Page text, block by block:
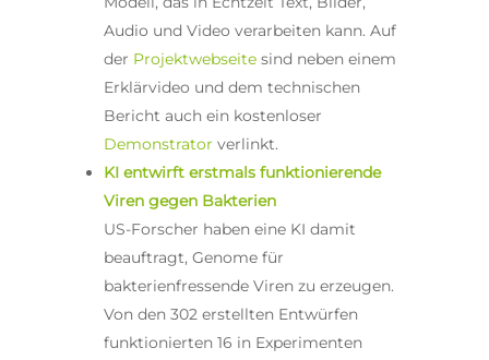
Audio und Video verarbeiten kann. Auf
der Projektwebseitesind neben einem
Erklärvideo und dem technischen
Bericht auch ein kostenloser
Demonstrator verlinkt.
KI entwirft erstmals funktionierende
Viren gegen Bakterien
US-Forscher haben eine KI damit
beauftragt, Genome für
bakterienfressende Viren zu erzeugen.
Von den 302 erstellten Entwürfen
funktionierten 16 in Experimenten